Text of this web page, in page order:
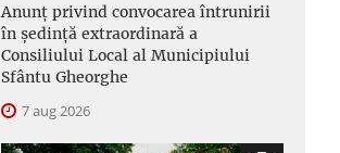
Anunţ privind convocarea întrunirii
în şedinţă extraordinară a
Consiliului Local al Municipiului
Sfântu Gheorghe
7 aug 2026